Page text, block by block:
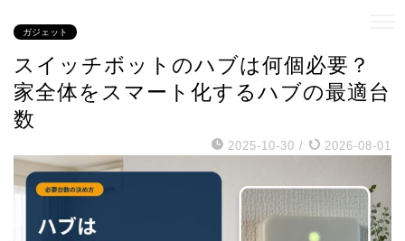
ガジェット
スイッチボットのハブは何個必要？
家全体をスマート化するハブの最適台
数
2025-10-30 / 2026-08-01